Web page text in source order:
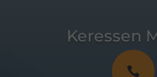
Keressen
